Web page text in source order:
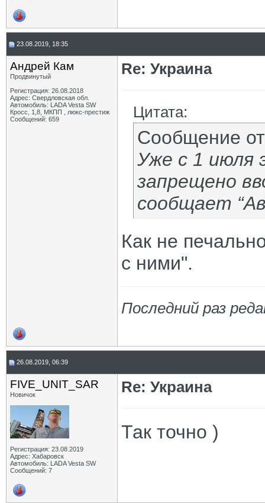
23.08.2019, 18:35
Андрей Кам
Продвинутый
Регистрация: 26.08.2018
Адрес: Свердловская обл.
Автомобиль: LADA Vesta SW
Кросс, 1,8, МКПП , люкс-престиж
Сообщений: 659
Re: Украина
Цитата:
Сообщение
Уже с 1 июля
запрещено
сообщает
Как не
с ними".
Последний раз
26.08.2019, 06:39
FIVE_UNIT_SAR
Новичок
Регистрация: 23.08.2019
Адрес: Хабаровск
Автомобиль: LADA Vesta SW
Сообщений: 7
Re: Украина
Так точно )